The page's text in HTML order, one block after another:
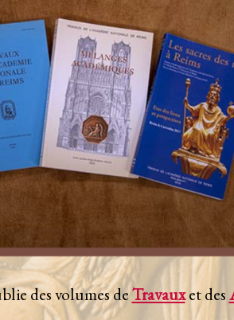
des volumes deTravaux et des